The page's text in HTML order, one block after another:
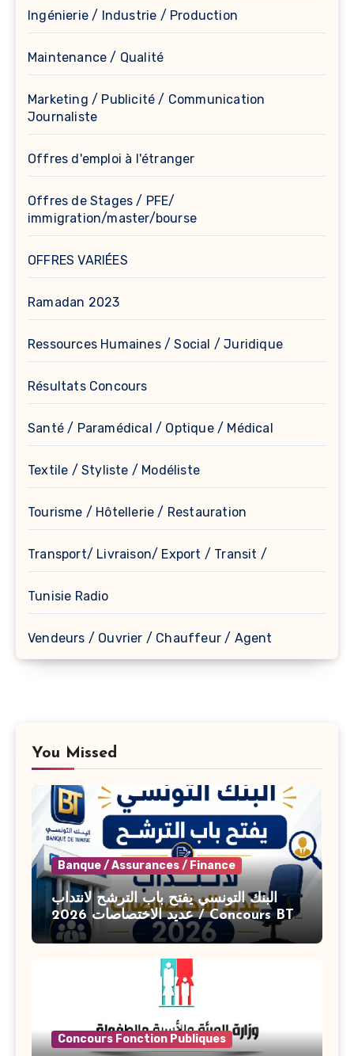
Ingénierie / Industrie / Production
Maintenance / Qualité
Marketing / Publicité / Communication
Journaliste
Offres d'emploi à l'étranger
Offres de Stages / PFE/
immigration/master/bourse
OFFRES VARIÉES
Ramadan 2023
Ressources Humaines / Social / Juridique
Résultats Concours
Santé / Paramédical / Optique / Médical
Textile / Styliste / Modéliste
Tourisme / Hôtellerie / Restauration
Transport/ Livraison/ Export / Transit /
Tunisie Radio
Vendeurs / Ouvrier / Chauffeur / Agent
You Missed
Banque / Assurances / Finance
البنك التونسي يفتح باب الترشح لانتداب
عديد الاختصاصات 2026 / Concours BT
Banque de Tunisie 2026
Concours Fonction Publiques